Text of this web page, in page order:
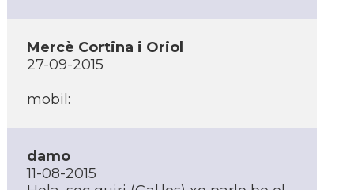
Mercè Cortina i Oriol
27-09-2015
mobil:
damo
11-08-2015